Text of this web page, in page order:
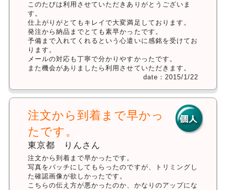
このたびは利用させていただきありがとうございま
す。
仕上がりがとてもキレイで大変満足しております。
発注から納品までとても素早かったです。
予備まで入れてくれるという心遣いに感銘を受けてお
ります。
メールの対応も丁寧で分かりやすかったです。
また機会がありましたら利用させていただきます。
date：2015/1/22
注文から到着まで早かっ
たです。
東京都 りんさん
注文から到着まで早かったです。
写真をバッチにしてもらったのですが、トリミングし
た確認画像が欲しかったです。
こちらの伝え方が悪かったのか、かなりのアップにな